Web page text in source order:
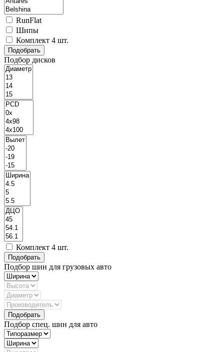
RunFlat
Шипы
Комплект 4 шт.
Подбор дисков
Комплект 4 шт.
Подбор шин для грузовых авто
Подбор спец. шин для авто